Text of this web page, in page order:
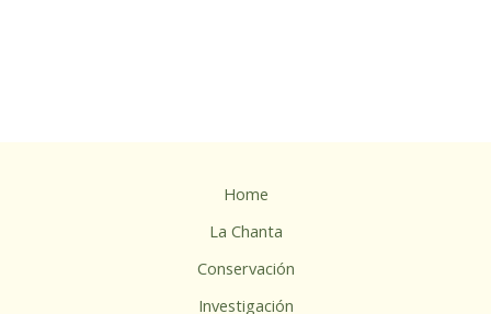
Home
La Chanta
Conservación
Investigación